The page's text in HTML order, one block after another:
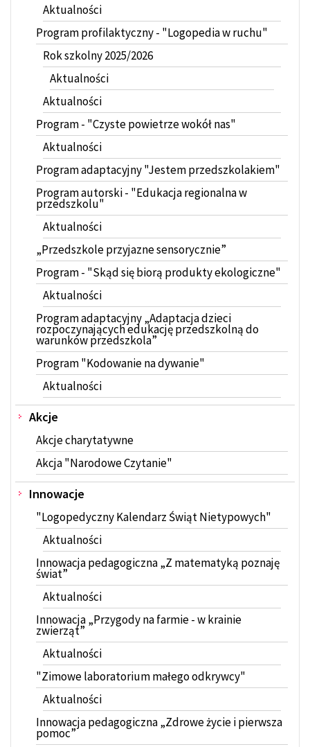
Aktualności
Program profilaktyczny - "Logopedia w ruchu"
Rok szkolny 2025/2026
Aktualności
Aktualności
Program - "Czyste powietrze wokół nas"
Aktualności
Program adaptacyjny "Jestem przedszkolakiem"
Program autorski - "Edukacja regionalna w
przedszkolu"
Aktualności
„Przedszkole przyjazne sensorycznie”
Program - "Skąd się biorą produkty ekologiczne"
Aktualności
Program adaptacyjny „Adaptacja dzieci
rozpoczynających edukację przedszkolną do
warunków przedszkola”
Program "Kodowanie na dywanie"
Aktualności
Akcje
Akcje charytatywne
Akcja "Narodowe Czytanie"
Innowacje
"Logopedyczny Kalendarz Świąt Nietypowych"
Aktualności
Innowacja pedagogiczna „Z matematyką poznaję
świat”
Aktualności
Innowacja „Przygody na farmie - w krainie
zwierząt”
Aktualności
"Zimowe laboratorium małego odkrywcy"
Aktualności
Innowacja pedagogiczna „Zdrowe życie i pierwsza
pomoc”